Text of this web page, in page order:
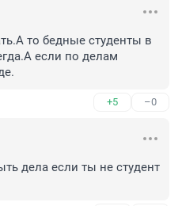
то бедные студенты в
если по делам
+5 –0
дела если ты не студент